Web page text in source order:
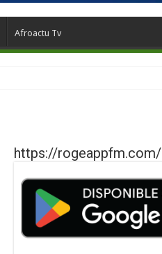
Afroactu Tv
https://rogeappfm.com/